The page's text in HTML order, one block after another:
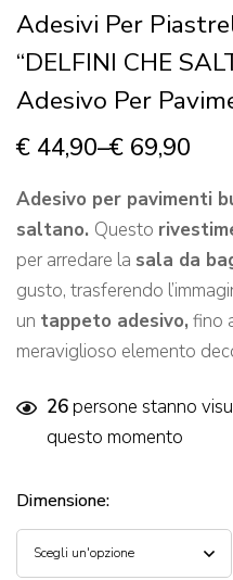
Adesivi Per
“DELFINI CHE
Adesivo Per
€ 44,90–€ 69,90
Adesivo per pavimenti
saltano. Questo
per arredare la sala da
gusto, trasferendo
un tappeto adesivo, fino
meraviglioso elemento
26persone stanno
questo momento
Dimensione: